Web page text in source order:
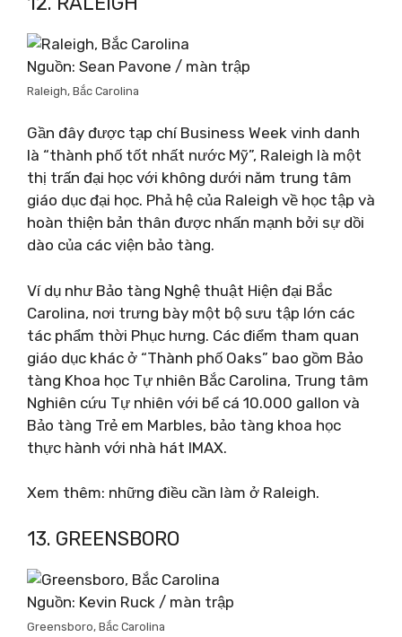
Nguồn: Sean Pavone / màn trập
Raleigh, Bắc Carolina
Gần đây được tạp chí Business Week vinh danh
là “thành phố tốt nhất nước Mỹ”, Raleigh là một
thị trấn đại học với không dưới năm trung tâm
giáo dục đại học. Phả hệ của Raleigh về học tập và
hoàn thiện bản thân được nhấn mạnh bởi sự dồi
dào của các viện bảo tàng.
Ví dụ như Bảo tàng Nghệ thuật Hiện đại Bắc
Carolina, nơi trưng bày một bộ sưu tập lớn các
tác phẩm thời Phục hưng. Các điểm tham quan
giáo dục khác ở “Thành phố Oaks” bao gồm Bảo
tàng Khoa học Tự nhiên Bắc Carolina, Trung tâm
Nghiên cứu Tự nhiên với bể cá 10.000 gallon và
Bảo tàng Trẻ em Marbles, bảo tàng khoa học
thực hành với nhà hát IMAX.
Xem thêm: những điều cần làm ở Raleigh.
13. GREENSBORO
Nguồn: Kevin Ruck / màn trập
Greensboro, Bắc Carolina